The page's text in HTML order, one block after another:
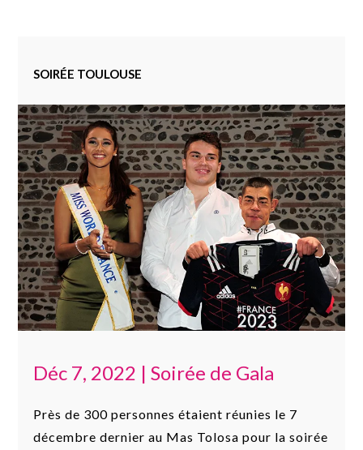
SOIRÉE TOULOUSE
Déc 7, 2022 |Soirée de Gala
Près de 300 personnes étaient réunies le 7
décembre dernier au Mas Tolosa pour la soirée